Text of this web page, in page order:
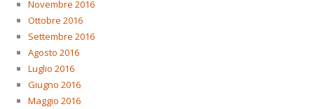
Novembre 2016
Ottobre 2016
Settembre 2016
Agosto 2016
Luglio 2016
Giugno 2016
Maggio 2016